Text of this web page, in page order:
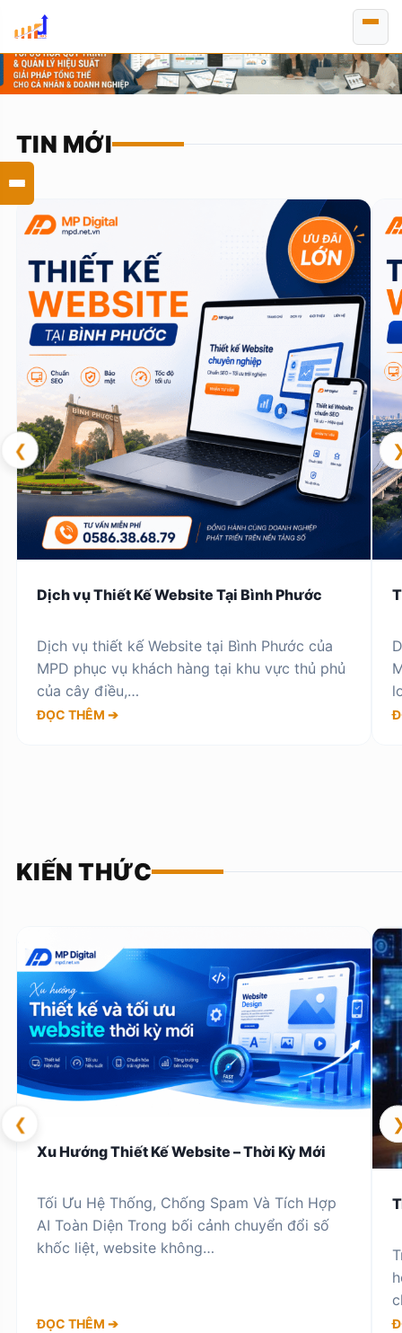
Chuyển
đến
nội
dung
TIN MỚI
❮
Dịch vụ Thiết Kế Website Tại Bình Phước
Dịch vụ thiết kế Website tại Bình Phước của
MPD phục vụ khách hàng tại khu vực thủ phủ
của cây điều,…
ĐỌC THÊM ➔
KIẾN THỨC
❮
Xu Hướng Thiết Kế Website – Thời Kỳ Mới
Tối Ưu Hệ Thống, Chống Spam Và Tích Hợp
AI Toàn Diện Trong bối cảnh chuyển đổi số
khốc liệt, website không…
ĐỌC THÊM ➔